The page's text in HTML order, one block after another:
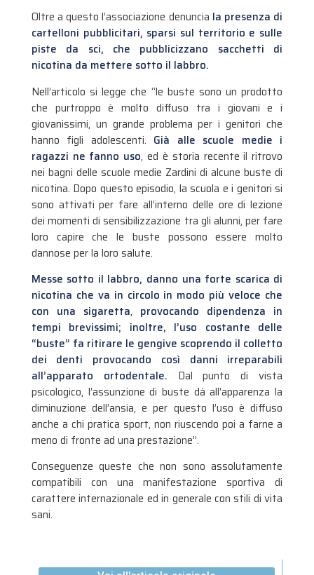
Oltre a questo l’associazione denuncia la presenza di
cartelloni pubblicitari, sparsi sul territorio e sulle
piste da sci, che pubblicizzano sacchetti di
nicotina da mettere sotto il labbro.
Nell’articolo si legge che “le buste sono un prodotto
che purtroppo è molto diffuso tra i giovani e i
giovanissimi, un grande problema per i genitori che
hanno figli adolescenti. Già alle scuole medie i
ragazzi ne fanno uso, ed è storia recente il ritrovo
nei bagni delle scuole medie Zardini di alcune buste di
nicotina. Dopo questo episodio, la scuola e i genitori si
sono attivati per fare all’interno delle ore di lezione
dei momenti di sensibilizzazione tra gli alunni, per fare
loro capire che le buste possono essere molto
dannose per la loro salute.
Messe sotto il labbro, danno una forte scarica di
nicotina che va in circolo in modo più veloce che
con una sigaretta, provocando dipendenza in
tempi brevissimi; inoltre, l’uso costante delle
“buste” fa ritirare le gengive scoprendo il colletto
dei denti provocando così danni irreparabili
all’apparato ortodentale. Dal punto di vista
psicologico, l’assunzione di buste dà all’apparenza la
diminuzione dell’ansia, e per questo l’uso è diffuso
anche a chi pratica sport, non riuscendo poi a farne a
meno di fronte ad una prestazione”.
Conseguenze queste che non sono assolutamente
compatibili con una manifestazione sportiva di
carattere internazionale ed in generale con stili di vita
sani.